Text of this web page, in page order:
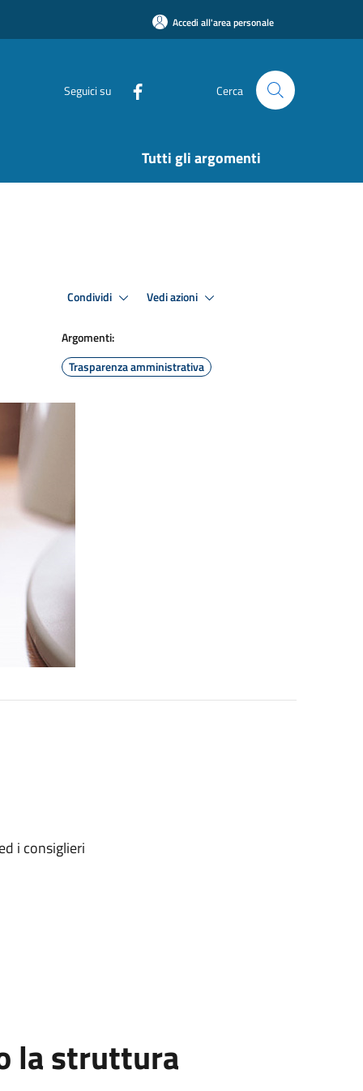
Accedi all'area personale
Seguici su Cerca
Tutti gli argomenti
Condividi Vedi azioni
Argomenti:
Trasparenza amministrativa
i consiglieri
la struttura